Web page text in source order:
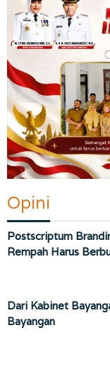
Opini
Postscriptum
Rempah Harus
Dari Kabinet
Bayangan